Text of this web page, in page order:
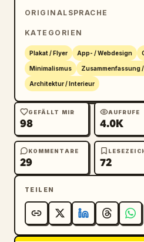
und rechten Seite
Text, subtil und der
Rendering-Stil: Octane
Punktwolkensimulation,
volumetrische Dispersion,
kinoreife Beleuchtung,
abstrakter Minimalismus.
realistische Schattierung,
Texturen, farbige
Kontrast, Fotorealismus,
Komposition, zusätzliche
verrauschte Artefakte,
ORIGINALSPRACHE
KATEGORIEN
Plakat / Flyer App- / Webdesign
Minimalismus Zusammenfassung
Architektur / Interieur
GEFÄLLT MIR
98
AUFRUFE
4.0K
KOMMENTARE
29 72
TEILEN